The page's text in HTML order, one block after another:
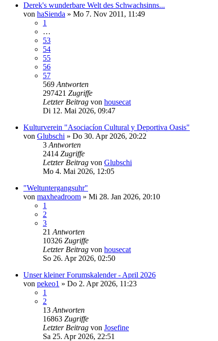
Derek's wunderbare Welt des Schwachsinns...
von haSienda » Mo 7. Nov 2011, 11:49
1
…
53
54
55
56
57
569 Antworten
297421 Zugriffe
Letzter Beitrag von housecat
Di 12. Mai 2026, 09:47
Kulturverein "Asociacíon Cultural y Deportiva Oasis"
von Glubschi » Do 30. Apr 2026, 20:22
3 Antworten
2414 Zugriffe
Letzter Beitrag von Glubschi
Mo 4. Mai 2026, 12:05
"Weltuntergangsuhr"
von maxheadroom » Mi 28. Jan 2026, 20:10
1
2
3
21 Antworten
10326 Zugriffe
Letzter Beitrag von housecat
So 26. Apr 2026, 02:50
Unser kleiner Forumskalender - April 2026
von pekeo1 » Do 2. Apr 2026, 11:23
1
2
13 Antworten
16863 Zugriffe
Letzter Beitrag von Josefine
Sa 25. Apr 2026, 22:51